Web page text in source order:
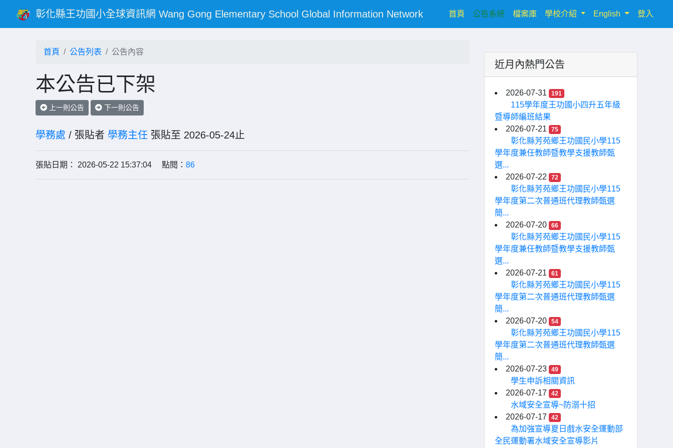
彰化縣王功國小全球資訊網 Wang Gong Elementary School Global Information Network 首頁(current)
公告系統 檔案庫 學校介紹 English 登入
首頁 公告列表 公告內容
本公告已下架
上一則公告 下一則公告
學務處 / 張貼者 學務主任 張貼至 2026-05-24止
張貼日期： 2026-05-22 15:37:04 點閱： 86
近月內熱門公告
2026-07-31 191
115學年度王功國小四升五年級
暨導師編班結果
2026-07-21
75
彰化縣芳苑鄉王功國民小學115
學年度兼任教師暨教學支援教師甄
選...
2026-07-22
72
彰化縣芳苑鄉王功國民小學115
學年度第二次普通班代理教師甄選
簡...
2026-07-20
66
彰化縣芳苑鄉王功國民小學115
學年度兼任教師暨教學支援教師甄
選...
2026-07-21
61
彰化縣芳苑鄉王功國民小學115
學年度第二次普通班代理教師甄選
簡...
2026-07-20
54
彰化縣芳苑鄉王功國民小學115
學年度第二次普通班代理教師甄選
簡...
2026-07-23
49
學生申訴相關資訊
2026-07-17
42
水域安全宣導~防溺十招
2026-07-17
42
為加強宣導夏日戲水安全運動部
全民運動署水域安全宣導影片